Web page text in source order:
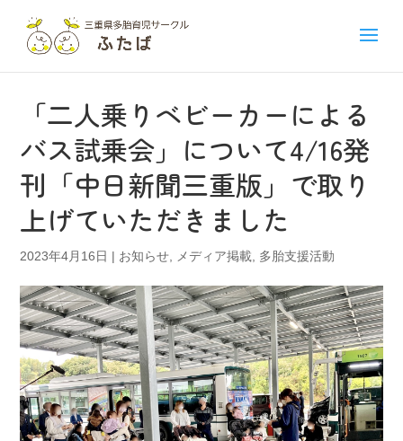
「二人乗りベビーカーによる
バス試乗会」について4/16発
刊「中日新聞三重版」で取り
上げていただきました
2023年4月16日 | お知らせ メディア掲載 多胎支援活動